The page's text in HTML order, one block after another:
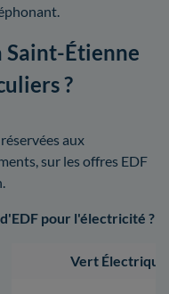
Saint-Étienne
?
aux
sur les offres EDF
pour l'électricité ?
Vert Électrique